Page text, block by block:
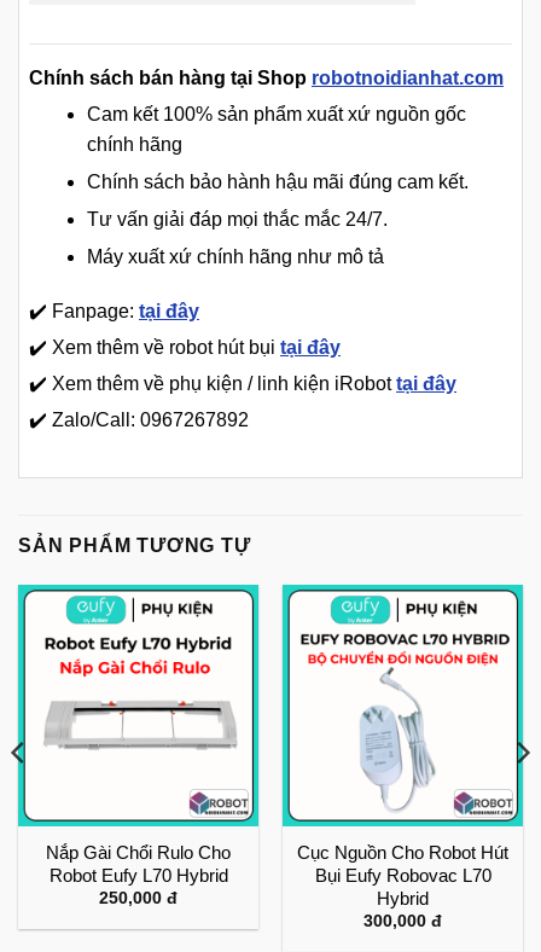
Chính sách bán hàng tại Shop robotnoidianhat.com
Cam kết 100% sản phẩm xuất xứ nguồn gốc
chính hãng
Chính sách bảo hành hậu mãi đúng cam kết.
Tư vấn giải đáp mọi thắc mắc 24/7.
Máy xuất xứ chính hãng như mô tả
✔️ Fanpage: tại đây
✔️ Xem thêm về robot hút bụi tại đây
✔️ Xem thêm về phụ kiện / linh kiện iRobottại đây
✔️ Zalo/Call: 0967267892
SẢN PHẨM TƯƠNG TỰ
Nắp Gài Chổi Rulo Cho
Robot Eufy L70 Hybrid
250,000 đ
Cục Nguồn Cho Robot Hút
Bụi Eufy Robovac L70
Hybrid
300,000 đ